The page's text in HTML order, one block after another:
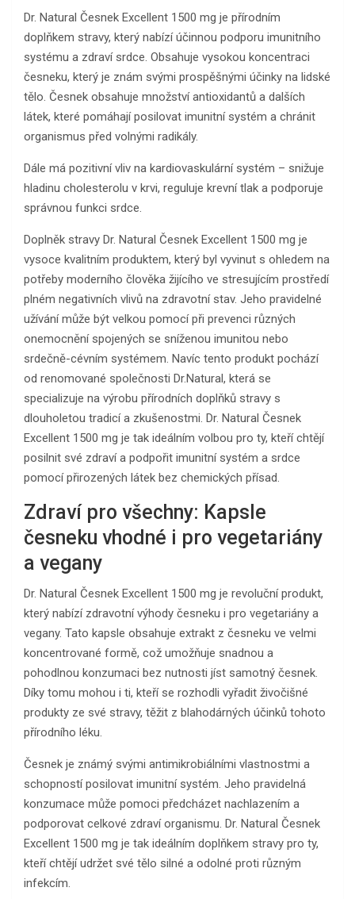
Dr. Natural Česnek Excellent 1500 mg je přírodním
doplňkem stravy, který nabízí účinnou podporu imunitního
systému a zdraví srdce. Obsahuje vysokou koncentraci
česneku, který je znám svými prospěšnými účinky na lidské
tělo. Česnek obsahuje množství antioxidantů a dalších
látek, které pomáhají posilovat imunitní systém a chránit
organismus před volnými radikály.
Dále má pozitivní vliv na kardiovaskulární systém – snižuje
hladinu cholesterolu v krvi, reguluje krevní tlak a podporuje
správnou funkci srdce.
Doplněk stravy Dr. Natural Česnek Excellent 1500 mg je
vysoce kvalitním produktem, který byl vyvinut s ohledem na
potřeby moderního člověka žijícího ve stresujícím prostředí
plném negativních vlivů na zdravotní stav. Jeho pravidelné
užívání může být velkou pomocí při prevenci různých
onemocnění spojených se sníženou imunitou nebo
srdečně-cévním systémem. Navíc tento produkt pochází
od renomované společnosti Dr.Natural, která se
specializuje na výrobu přírodních doplňků stravy s
dlouholetou tradicí a zkušenostmi. Dr. Natural Česnek
Excellent 1500 mg je tak ideálním volbou pro ty, kteří chtějí
posilnit své zdraví a podpořit imunitní systém a srdce
pomocí přirozených látek bez chemických přísad.
Zdraví pro všechny: Kapsle
česneku vhodné i pro vegetariány
a vegany
Dr. Natural Česnek Excellent 1500 mg je revoluční produkt,
který nabízí zdravotní výhody česneku i pro vegetariány a
vegany. Tato kapsle obsahuje extrakt z česneku ve velmi
koncentrované formě, což umožňuje snadnou a
pohodlnou konzumaci bez nutnosti jíst samotný česnek.
Díky tomu mohou i ti, kteří se rozhodli vyřadit živočišné
produkty ze své stravy, těžit z blahodárných účinků tohoto
přírodního léku.
Česnek je známý svými antimikrobiálními vlastnostmi a
schopností posilovat imunitní systém. Jeho pravidelná
konzumace může pomoci předcházet nachlazením a
podporovat celkové zdraví organismu. Dr. Natural Česnek
Excellent 1500 mg je tak ideálním doplňkem stravy pro ty,
kteří chtějí udržet své tělo silné a odolné proti různým
infekcím.